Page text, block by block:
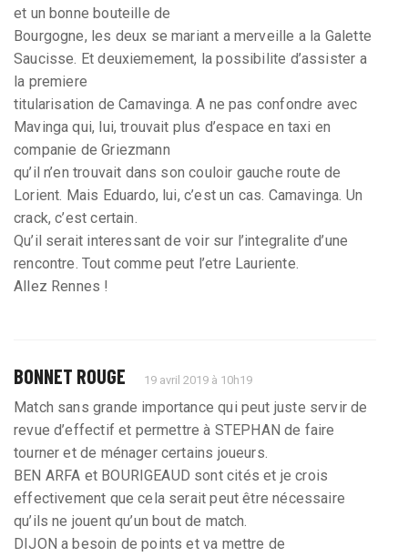
et un bonne bouteille de
Bourgogne, les deux se mariant a merveille a la Galette
Saucisse. Et deuxiemement, la possibilite d’assister a
la premiere
titularisation de Camavinga. A ne pas confondre avec
Mavinga qui, lui, trouvait plus d’espace en taxi en
companie de Griezmann
qu’il n’en trouvait dans son couloir gauche route de
Lorient. Mais Eduardo, lui, c’est un cas. Camavinga. Un
crack, c’est certain.
Qu’il serait interessant de voir sur l’integralite d’une
rencontre. Tout comme peut l’etre Lauriente.
Allez Rennes !
BONNET ROUGE 19 avril 2019 à 10h19
Match sans grande importance qui peut juste servir de
revue d’effectif et permettre à STEPHAN de faire
tourner et de ménager certains joueurs.
BEN ARFA et BOURIGEAUD sont cités et je crois
effectivement que cela serait peut être nécessaire
qu’ils ne jouent qu’un bout de match.
DIJON a besoin de points et va mettre de